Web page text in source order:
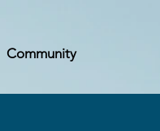
Community